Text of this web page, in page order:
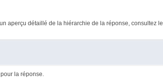
aperçu détaillé de la hiérarchie de la réponse, consultez le
la réponse.